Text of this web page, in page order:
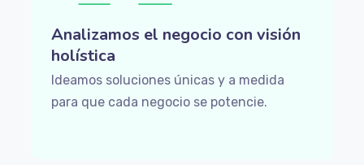
Analizamos el negocio con visión
holística
Ideamos soluciones únicas y a medida
para que cada negocio se potencie.